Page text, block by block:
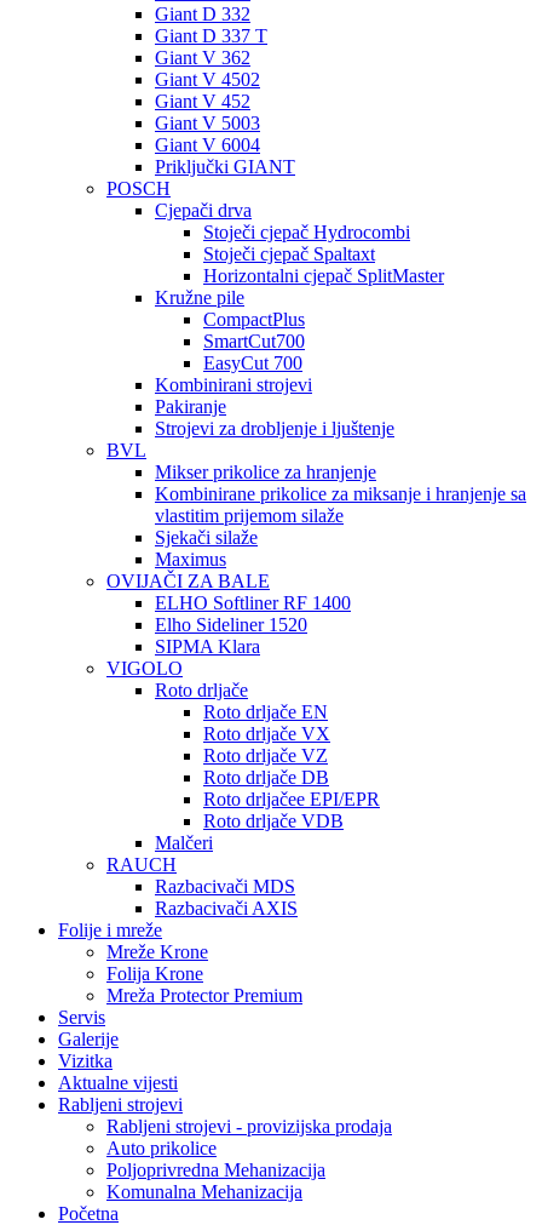
Giant D 332
Giant D 337 T
Giant V 362
Giant V 4502
Giant V 452
Giant V 5003
Giant V 6004
Priključki GIANT
POSCH
Cjepači drva
Stoječi cjepač Hydrocombi
Stoječi cjepač Spaltaxt
Horizontalni cjepač SplitMaster
Kružne pile
CompactPlus
SmartCut700
EasyCut 700
Kombinirani strojevi
Pakiranje
Strojevi za drobljenje i ljuštenje
BVL
Mikser prikolice za hranjenje
Kombinirane prikolice za miksanje i hranjenje sa
vlastitim prijemom silaže
Sjekači silaže
Maximus
OVIJAČI ZA BALE
ELHO Softliner RF 1400
Elho Sideliner 1520
SIPMA Klara
VIGOLO
Roto drljače
Roto drljače EN
Roto drljače VX
Roto drljače VZ
Roto drljače DB
Roto drljačee EPI/EPR
Roto drljače VDB
Malčeri
RAUCH
Razbacivači MDS
Razbacivači AXIS
Folije i mreže
Mreže Krone
Folija Krone
Mreža Protector Premium
Servis
Galerije
Vizitka
Aktualne vijesti
Rabljeni strojevi
Rabljeni strojevi - provizijska prodaja
Auto prikolice
Poljoprivredna Mehanizacija
Komunalna Mehanizacija
Početna